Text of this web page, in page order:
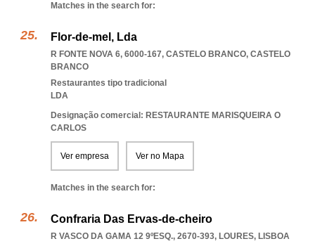
Matches in the search for:
Flor-de-mel, Lda
R FONTE NOVA 6, 6000-167, CASTELO BRANCO, CASTELO
BRANCO
Restaurantes tipo tradicional
LDA
Designação comercial: RESTAURANTE MARISQUEIRA O
CARLOS
Ver empresa Ver no Mapa
Matches in the search for:
Confraria Das Ervas-de-cheiro
R VASCO DA GAMA 12 9ºESQ., 2670-393, LOURES, LISBOA